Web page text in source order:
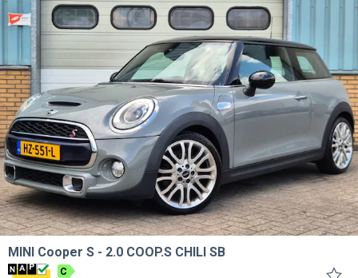
MINI Cooper S 2.0 COOP.S CHILI SB
C